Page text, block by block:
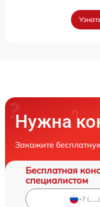
Нужна
Закажите
Бесплатная
специалистом